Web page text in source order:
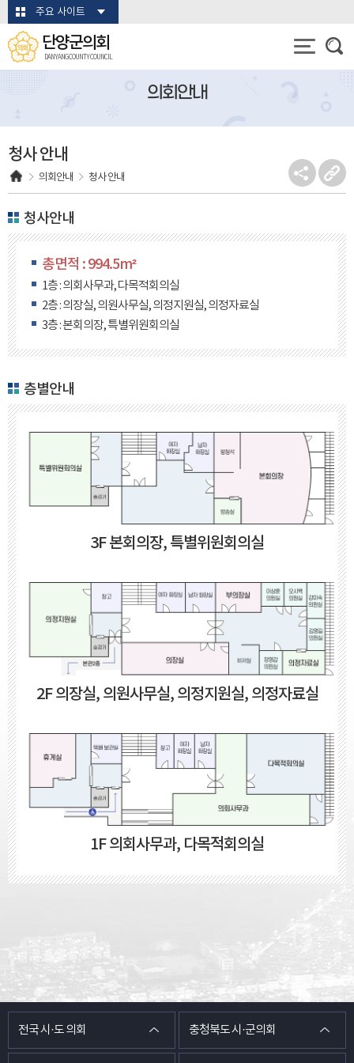
본문바로가기주요 사이트
단양군의회
DANYANG COUNTY COUNCIL
의회안내
청사 안내
의회안내 청사 안내
청사안내
총면적 : 994.5m²
1층 : 의회사무과, 다목적회의실
2층 : 의장실, 의원사무실, 의정지원실, 의정자료실
3층 : 본회의장, 특별위원회의실
층별안내
3F 본회의장, 특별위원회의실
2F 의장실, 의원사무실, 의정지원실, 의정자료실
1F 의회사무과, 다목적회의실
전국 시·도 의회 충청북도 시·군의회